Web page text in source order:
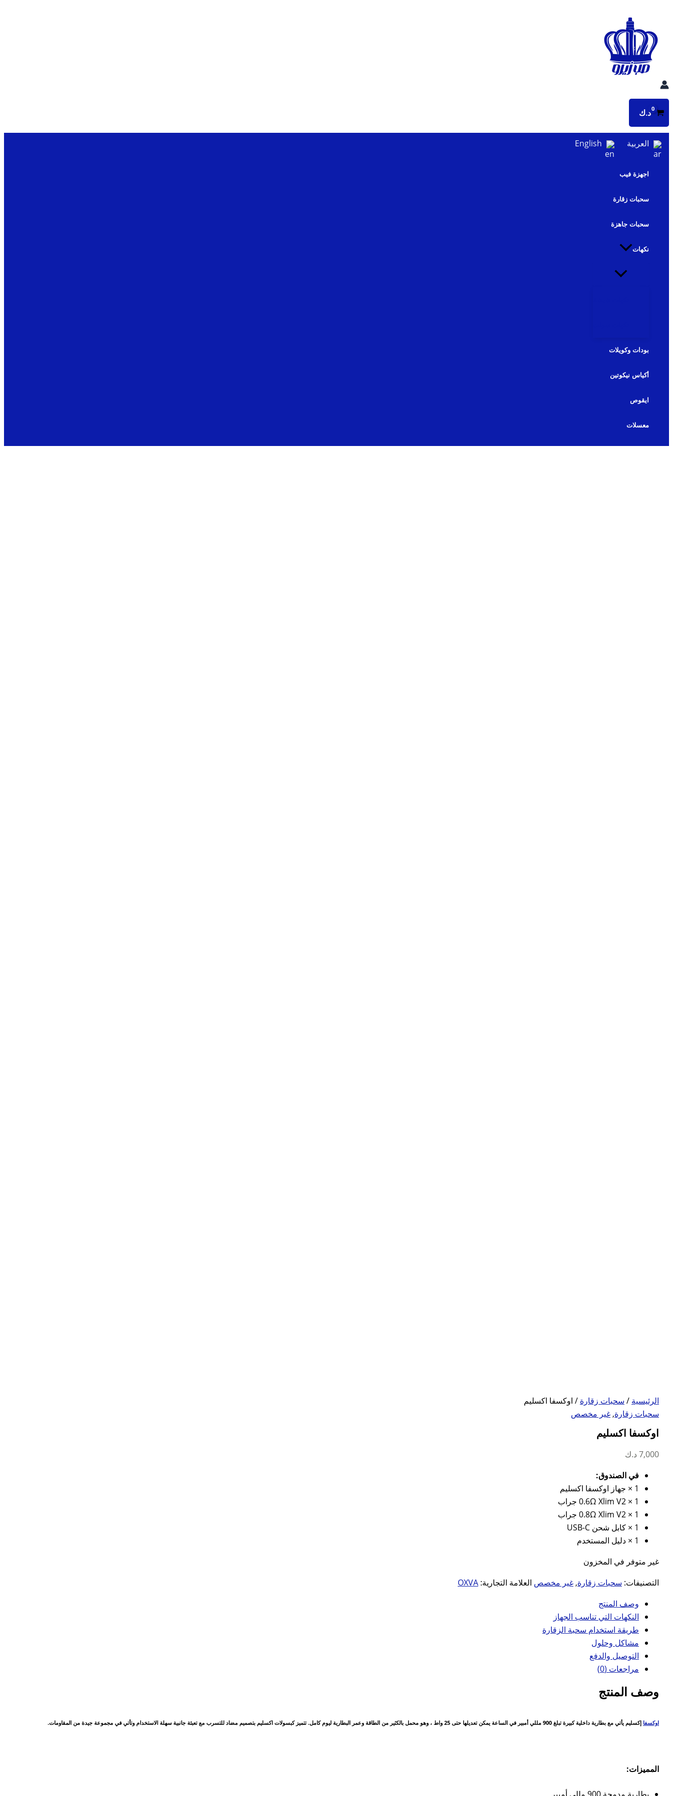
المحتوى
د.ك
العربية English
اجهزة فيب
سحبات زقارة
سحبات جاهزة
نكهات
بودات وكويلات
أكياس نيكوتين
ايقوص
معسلات
الرئيسية / سحبات زقارة / اوكسفا اكسليم
سحبات زقارة, غير مخصص
اوكسفا اكسليم
7,000 د.ك
في الصندوق:
1 × جهاز اوكسفا اكسليم
1 × 0.6Ω Xlim V2 جراب
1 × 0.8Ω Xlim V2 جراب
1 × كابل شحن USB-C
1 × دليل المستخدم
غير متوفر في المخزون
التصنيفات: سحبات زقارة,غير مخصص العلامة التجارية: OXVA
وصف المنتج
النكهات التي تناسب الجهاز
طريقة استخدام سحبة الزقارة
مشاكل وحلول
التوصيل والدفع
مراجعات (0)
وصف المنتج
اوكسفا إكسليم يأتي مع بطارية داخلية كبيرة تبلغ 900 مللي أمبير في الساعة يمكن تعديلها حتى 25 واط ، وهو محمل بالكثير من الطاقة وعمر البطارية ليوم كامل. تتميز كبسولات اكسليم بتصميم مضاد للتسرب مع تعبئة جانبية سهلة الاستخدام وتأتي في مجموعة جيدة من المقاومات.
المميزات: